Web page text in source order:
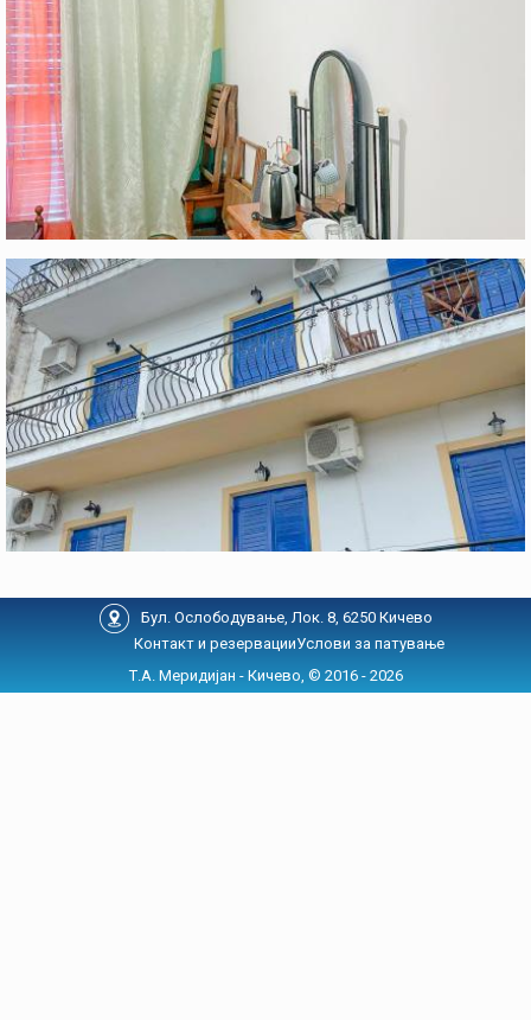
Бул. Ослободување, Лок. 8, 6250 Кичево
Контакт и резервацииУслови за патување
Т.А. Меридијан - Кичево, © 2016 - 2026